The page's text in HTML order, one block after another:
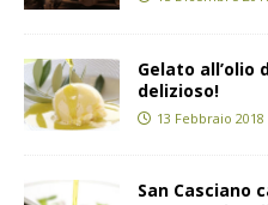
Gelato all’olio
delizioso!
13 Febbraio 2018
San Casciano